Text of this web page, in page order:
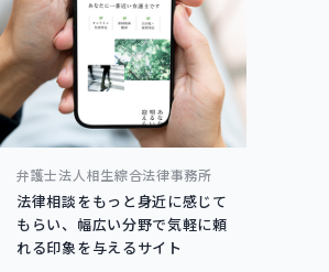
弁護士法人相生綜合法律事務所
法律相談をもっと身近に感じて
もらい、幅広い分野で気軽に頼
れる印象を与えるサイト